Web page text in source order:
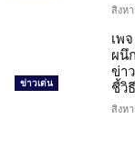
สิงห
ข่าวเด่น
เพ
ผนึ
ข่า
ชี้วิ
สิงห